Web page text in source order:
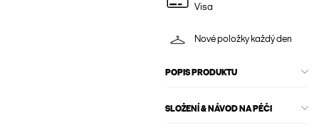
Visa
Nové položky každý den
POPIS PRODUKTU
SLOŽENÍ & NÁVOD NA PÉČI